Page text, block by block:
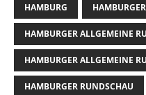
HAMBURG HAMBURGER
HAMBURGER ALLGEMEINE
HAMBURGER ALLGEMEINE
HAMBURGER RUNDSCHAU